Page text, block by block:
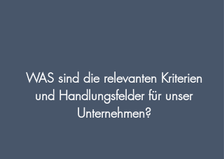
WAS sind die relevanten Kriterien
und Handlungsfelder für unser
Unternehmen?